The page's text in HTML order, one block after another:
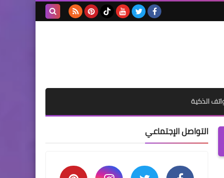
الذكية
التواصل الإجتماعي